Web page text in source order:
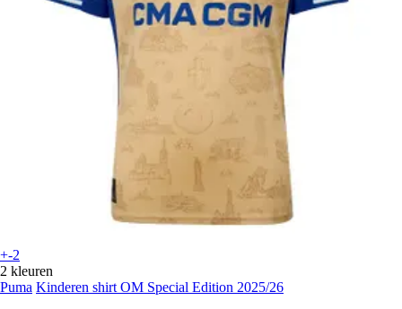
+-2
2 kleuren
Puma Kinderen shirt OM Special Edition 2025/26